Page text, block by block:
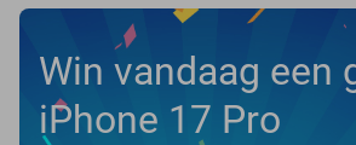
Win vandaag een
iPhone 17 Pro